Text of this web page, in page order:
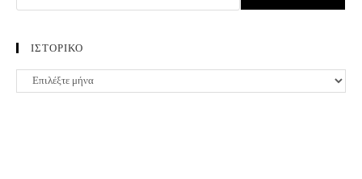
ΙΣΤΟΡΙΚΟ
ΙΣΤΟΡΙΚΟ